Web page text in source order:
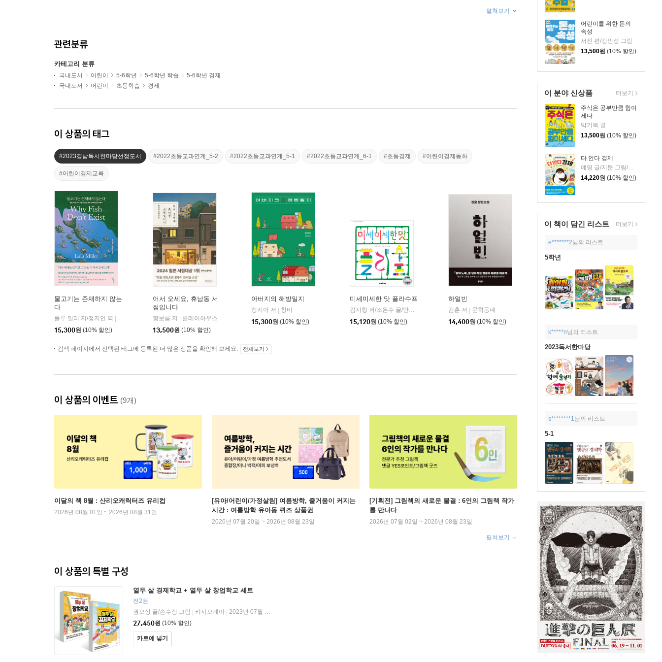
어린이를 위한 돈의
속성
서진 편/강인성 그림
13,500원 (10% 할인)
이 분야 신상품
주식은 공부만큼 힘이
세다
박기복 글
13,500원 (10% 할인)
다 안다 경제
예영 글/지문 그림/신정아 감수
14,220원 (10% 할인)
더보기
이 책이 담긴 리스트 더보기
e*******2님의 리스트
5학년
k*****n님의 리스트
2023독서한마당
s********1님의 리스트
5-1
펼쳐보기
관련분류
카테고리 분류
국내도서 어린이 5-6학년 5-6학년 학습
5-6학년 경제
국내도서
어린이 초등학습 경제
이 상품의 태그
#2023경남독서한마당선정도서 #2022초등교과연계_5-2 #2022초등교과연계_5-1 #2022초등교과연계_6-1 #초등경제 #어린이경제동화
#어린이경제교육
물고기는 존재하지 않는
다
룰루 밀러 저/정지인 역
곰출판
15,300원 (10% 할인)
어서 오세요, 휴남동 서
점입니다
황보름 저
클레이하우스
13,500원 (10% 할인)
아버지의 해방일지
정지아 저
창비
15,300원 (10% 할인)
미세미세한 맛 플라수프
김지형 저/조은수 글/안윤주 감수
두마리토끼책
15,120원 (10% 할인)
하얼빈
김훈 저
문학동네
14,400원 (10% 할인)
검색 페이지에서 선택된 태그에 등록된 더 많은 상품을 확인해 보세요. 전체보기
이 상품의 이벤트 (9개)
이달의 책 8월 : 산리오캐릭터즈 유리컵
2026년 08월 01일 ~ 2026년 08월 31일
[유아/어린이/가정살림] 여름방학, 줄거움이 커지는
시간 : 여름방학 유아동 퀴즈 상품권
2026년 07월 20일 ~ 2026년 08월 23일
[기획전] 그림책의 새로운 물결 : 6인의 그림책 작가
를 만나다
2026년 07월 02일 ~ 2026년 08월 23일
펼쳐보기
이 상품의 특별 구성
열두 살 경제학교 + 열두 살 창업학교 세트
전2권
권오상 글/손수정 그림
카시오페아
2023년 07월 06일
27,450원 (10% 할인)
카트에 넣기